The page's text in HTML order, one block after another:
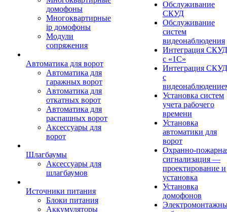
домофоны
Многоквартирные
ip домофоны
Модули
сопряжения
Автоматика для ворот
Автоматика для
гаражных ворот
Автоматика для
откатных ворот
Автоматика для
распашных ворот
Аксессуары для
ворот
Шлагбаумы
Аксессуары для
шлагбаумов
Источники питания
Блоки питания
Аккумуляторы
Обслуживание
СКУД
Обслуживание
систем
видеонаблюдения
Интеграция СКУД
с «1С»
Интеграция СКУД
с
Установка систем
учета рабочего
времени
Установка
автоматики для
ворот
Охранно-
сигнализация —
проектирование и
установка
Установка
домофонов